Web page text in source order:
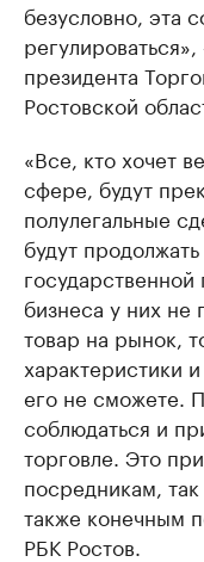
безусловно, эта
президента
Ростовской
«Все, кто хочет
сфере, будут
полулегальные
будут
государственной
бизнеса у них не
товар на рынок,
характеристики
его не сможете.
соблюдаться и
торговле. Это
посредникам,
также конечным
РБК Ростов.